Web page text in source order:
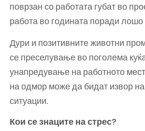
поврзан со работата губат во
работа во годината поради лошо
Дури и позитивните животни
се преселување во поголема
унапредување на работното
на одмор може да бидат извор на
ситуации.
Кои се знаците на стрес?